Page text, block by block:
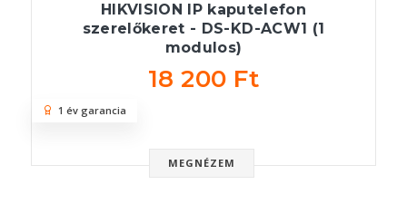
HIKVISION IP kaputelefon
szerelőkeret - DS-KD-ACW1 (1
modulos)
18 200 Ft
MEGNÉZEM
1 év garancia